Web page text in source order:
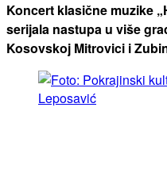
Koncert klasične muzike
serijala nastupa u više
Kosovskoj Mitrovici i